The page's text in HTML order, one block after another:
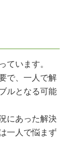
ています。
で、一人で解
ルとなる可能
にあった解決
一人で悩まず